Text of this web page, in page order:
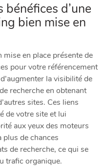
bénéfices d’une
bien mise en
en place présente de
pour votre référencement
la visibilité de
recherche en obtenant
sites. Ces liens
de votre site et lui
aux yeux des moteurs
de chances
de recherche, ce qui se
trafic organique.